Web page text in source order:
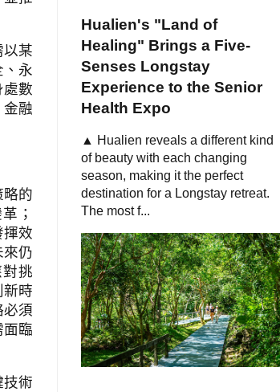
某
、永
數
融
略的
；
效
仍
挑
時
必須
臨
術
Hualien's "Land of
Healing" Brings a Five-
Senses Longstay
Experience to the Senior
Health Expo
▲ Hualien reveals a different kind
of beauty with each changing
season, making it the perfect
destination for a Longstay retreat.
The most f...